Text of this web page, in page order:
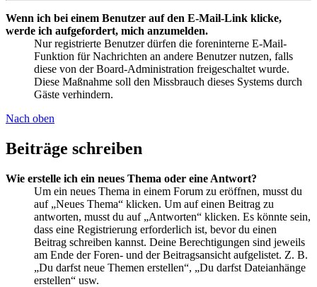
Wenn ich bei einem Benutzer auf den E-Mail-Link klicke,
werde ich aufgefordert, mich anzumelden.
Nur registrierte Benutzer dürfen die foreninterne E-Mail-
Funktion für Nachrichten an andere Benutzer nutzen, falls
diese von der Board-Administration freigeschaltet wurde.
Diese Maßnahme soll den Missbrauch dieses Systems durch
Gäste verhindern.
Nach oben
Beiträge schreiben
Wie erstelle ich ein neues Thema oder eine Antwort?
Um ein neues Thema in einem Forum zu eröffnen, musst du
auf „Neues Thema“ klicken. Um auf einen Beitrag zu
antworten, musst du auf „Antworten“ klicken. Es könnte sein,
dass eine Registrierung erforderlich ist, bevor du einen
Beitrag schreiben kannst. Deine Berechtigungen sind jeweils
am Ende der Foren- und der Beitragsansicht aufgelistet. Z. B.
„Du darfst neue Themen erstellen“, „Du darfst Dateianhänge
erstellen“ usw.